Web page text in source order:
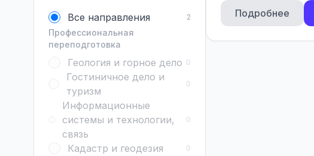
Все направления 2
Профессиональная
переподготовка
Геология и горное дело 0
Гостиничное дело и
туризм
0
Информационные
системы и технологии,
связь
0
Кадастр и геодезия 0
Подробнее